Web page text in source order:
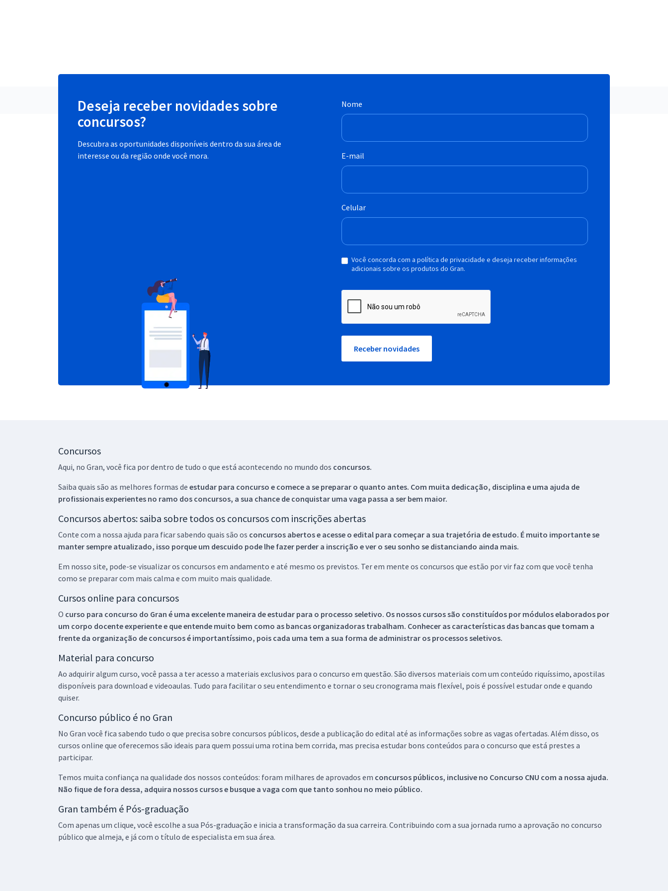
Deseja receber novidades sobre
concursos?
Descubra as oportunidades disponíveis dentro da sua área de
interesse ou da região onde você mora.
Nome
E-mail
Celular
Você concorda com a política de privacidade e deseja receber informações
adicionais sobre os produtos do Gran.
Receber novidades
Concursos
Aqui, no Gran, você fica por dentro de tudo o que está acontecendo no mundo dos concursos.
Saiba quais são as melhores formas de estudar para concurso e comece a se preparar o quanto antes. Com muita dedicação, disciplina e uma ajuda de
profissionais experientes no ramo dos concursos, a sua chance de conquistar uma vaga passa a ser bem maior.
Concursos abertos: saiba sobre todos os concursos com inscrições abertas
Conte com a nossa ajuda para ficar sabendo quais são os concursos abertos e acesse o edital para começar a sua trajetória de estudo. É muito importante se
manter sempre atualizado, isso porque um descuido pode lhe fazer perder a inscrição e ver o seu sonho se distanciando ainda mais.
Em nosso site, pode-se visualizar os concursos em andamento e até mesmo os previstos. Ter em mente os concursos que estão por vir faz com que você tenha
como se preparar com mais calma e com muito mais qualidade.
Cursos online para concursos
O curso para concurso do Gran é uma excelente maneira de estudar para o processo seletivo. Os nossos cursos são constituídos por módulos elaborados por
um corpo docente experiente e que entende muito bem como as bancas organizadoras trabalham. Conhecer as características das bancas que tomam a
frente da organização de concursos é importantíssimo, pois cada uma tem a sua forma de administrar os processos seletivos.
Material para concurso
Ao adquirir algum curso, você passa a ter acesso a materiais exclusivos para o concurso em questão. São diversos materiais com um conteúdo riquíssimo, apostilas
disponíveis para download e videoaulas. Tudo para facilitar o seu entendimento e tornar o seu cronograma mais flexível, pois é possível estudar onde e quando
quiser.
Concurso público é no Gran
No Gran você fica sabendo tudo o que precisa sobre concursos públicos, desde a publicação do edital até as informações sobre as vagas ofertadas. Além disso, os
cursos online que oferecemos são ideais para quem possui uma rotina bem corrida, mas precisa estudar bons conteúdos para o concurso que está prestes a
participar.
Temos muita confiança na qualidade dos nossos conteúdos: foram milhares de aprovados em concursos públicos, inclusive no Concurso CNU com a nossa ajuda.
Não fique de fora dessa, adquira nossos cursos e busque a vaga com que tanto sonhou no meio público.
Gran também é Pós-graduação
Com apenas um clique, você escolhe a sua Pós-graduação e inicia a transformação da sua carreira. Contribuindo com a sua jornada rumo a aprovação no concurso
público que almeja, e já com o título de especialista em sua área.